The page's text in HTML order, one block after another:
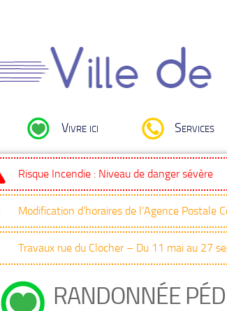
Vivre ici Services
Risque Incendie : Niveau de danger sévère
Modification d’horaires de l’Agence
Travaux rue du Clocher – Du 11 mai au 27
RANDONNÉE